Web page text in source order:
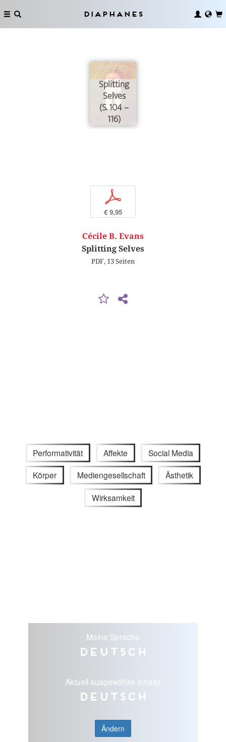
Diaphanes
Splitting
Selves
(S. 104 –
116)
p
€ 9,95
Cécile B. Evans
Splitting Selves
PDF, 13 Seiten
Performativität Affekte Social Media
Körper Mediengesellschaft Ästhetik
Wirksamkeit
Meine Sprache
Deutsch
Aktuell ausgewählte Inhalte
Deutsch
Ändern